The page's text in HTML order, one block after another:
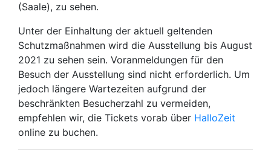
(Saale), zu sehen.
Unter der Einhaltung der aktuell geltenden
Schutzmaßnahmen wird die Ausstellung bis August
2021 zu sehen sein. Voranmeldungen für den
Besuch der Ausstellung sind nicht erforderlich. Um
jedoch längere Wartezeiten aufgrund der
beschränkten Besucherzahl zu vermeiden,
empfehlen wir, die Tickets vorab über HalloZeit
online zu buchen.